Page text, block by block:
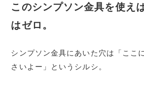
このシンプソン金具を使え
はゼロ。
シンプソン金具にあいた穴は「ここ
さいよー」というシルシ。